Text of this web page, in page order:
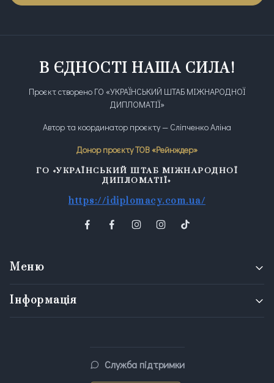
В ЄДНОСТІ НАША СИЛА!
Проєкт створено ГО «УКРАЇНСЬКИЙ ШТАБ МІЖНАРОДНОЇ
ДИПЛОМАТІЇ»
Автор та координатор проєкту — Сліпченко Аліна
Донор проєкту ТОВ «Рейнждер»
ГО «УКРАЇНСЬКИЙ ШТАБ МІЖНАРОДНОЇ
ДИПЛОМАТІЇ»
https://idiplomacy.com.ua/
Меню
Інформація
Служба підтримки